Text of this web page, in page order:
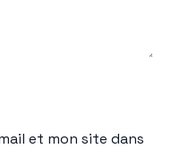
et mon site dans